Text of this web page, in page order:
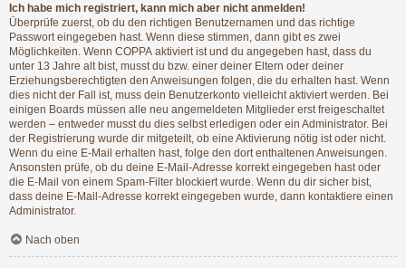
Ich habe mich registriert, kann mich aber nicht anmelden!
Überprüfe zuerst, ob du den richtigen Benutzernamen und das richtige
Passwort eingegeben hast. Wenn diese stimmen, dann gibt es zwei
Möglichkeiten. Wenn COPPA aktiviert ist und du angegeben hast, dass du
unter 13 Jahre alt bist, musst du bzw. einer deiner Eltern oder deiner
Erziehungsberechtigten den Anweisungen folgen, die du erhalten hast. Wenn
dies nicht der Fall ist, muss dein Benutzerkonto vielleicht aktiviert werden. Bei
einigen Boards müssen alle neu angemeldeten Mitglieder erst freigeschaltet
werden – entweder musst du dies selbst erledigen oder ein Administrator. Bei
der Registrierung wurde dir mitgeteilt, ob eine Aktivierung nötig ist oder nicht.
Wenn du eine E-Mail erhalten hast, folge den dort enthaltenen Anweisungen.
Ansonsten prüfe, ob du deine E-Mail-Adresse korrekt eingegeben hast oder
die E-Mail von einem Spam-Filter blockiert wurde. Wenn du dir sicher bist,
dass deine E-Mail-Adresse korrekt eingegeben wurde, dann kontaktiere einen
Administrator.
Nach oben